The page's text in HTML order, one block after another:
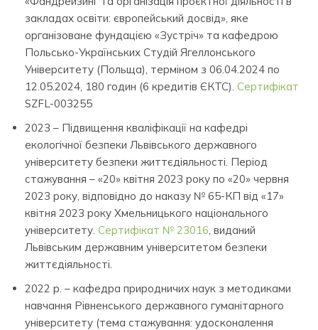
закладах освіти: європейський досвід», яке
організоване фундацією «Зустріч» та кафедрою
Польсько-Українських Студій Ягеллонського
Університету (Польща), терміном з 06.04.2024 по
12.05.2024, 180 годин (6 кредитів ЄКТС). Сертифікат
SZFL-003255
2023 – Підвищення кваліфікації на кафедрі
екологічної безпеки Львівського державного
університету безпеки життєдіяльності. Період
стажування – «20» квітня 2023 року по «20» червня
2023 року, відповідно до наказу № 65-КП від «17»
квітня 2023 року Хмельницького національного
університету. Сертифікат № 23016 , виданий
Львівським державним університетом безпеки
життєдіяльності.
2022 р. – кафедра природничих наук з методиками
навчання Рівненського державного гуманітарного
університету (тема стажування: удосконалення